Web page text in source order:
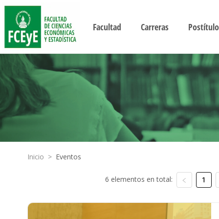
Facultad Carreras
Inicio > Eventos
6 elementos en total: 1